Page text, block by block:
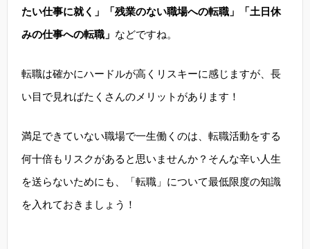
たい仕事に就く」「残業のない職場への転職」「土日休
みの仕事への転職」 などですね。
転職は確かにハードルが高くリスキーに感じますが、長
い目で見ればたくさんのメリットがあります！
満足できていない職場で一生働くのは、転職活動をする
何十倍もリスクがあると思いませんか？そんな辛い人生
を送らないためにも、「転職」について最低限度の知識
を入れておきましょう！